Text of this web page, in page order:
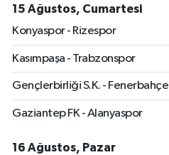
15 Ağustos, Cumartesi
Konyaspor - Rizespor
Kasımpaşa - Trabzonspor
Gençlerbirliği S.K. - Fenerbahçe
Gaziantep FK - Alanyaspor
16 Ağustos, Pazar